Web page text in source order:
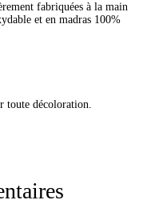
fabriquées à la main
et en madras 100%
toute décoloration.